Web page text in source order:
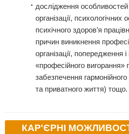
дослідження особливостей
організації,
психічного здоров’я
причин виникнення
організації,
«професійного вигорання»
забезпечення
та приватного життя) тощо.
КАР'ЄРНІ